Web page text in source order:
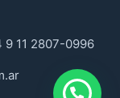
9 11 2807-0996